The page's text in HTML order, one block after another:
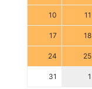
10 11
17 18
24 25
31 1